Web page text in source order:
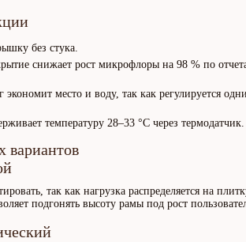
без стука.
снижает рост микрофлоры на 98 % по
место и воду, так как регулируется
температуру 28–33 °C через термодатчик.
вариантов
так как нагрузка распределяется на
подгонять высоту рамы под рост